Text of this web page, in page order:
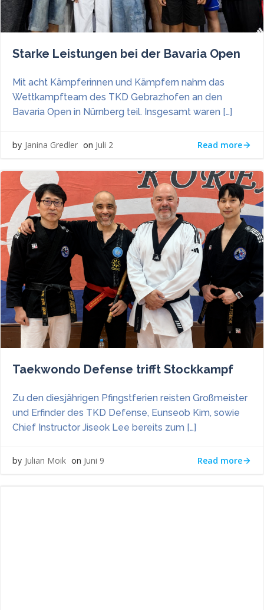
Starke Leistungen bei der Bavaria Open
Mit acht Kämpferinnen und Kämpfern nahm das
Wettkampfteam des TKD Gebrazhofen an den
Bavaria Open in Nürnberg teil. Insgesamt waren […]
by Janina Gredler on Juli 2 Read more
Taekwondo Defense trifft Stockkampf
Zu den diesjährigen Pfingstferien reisten Großmeister
und Erfinder des TKD Defense, Eunseob Kim, sowie
Chief Instructor Jiseok Lee bereits zum […]
by Julian Moik on Juni 9 Read more